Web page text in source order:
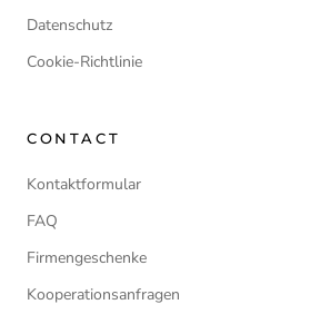
Datenschutz
Cookie-Richtlinie
CONTACT
Kontaktformular
FAQ
Firmengeschenke
Kooperationsanfragen